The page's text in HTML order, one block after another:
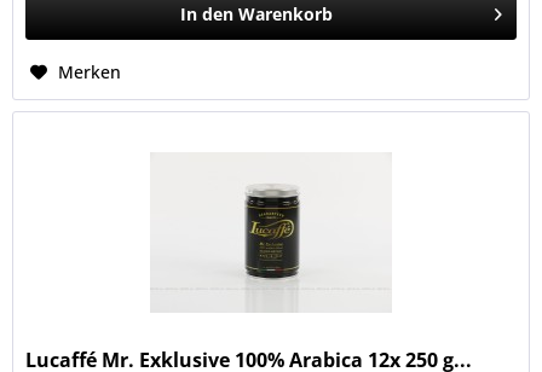
In den Warenkorb
Merken
Lucaffé Mr. Exklusive 100% Arabica 12x 250 g...